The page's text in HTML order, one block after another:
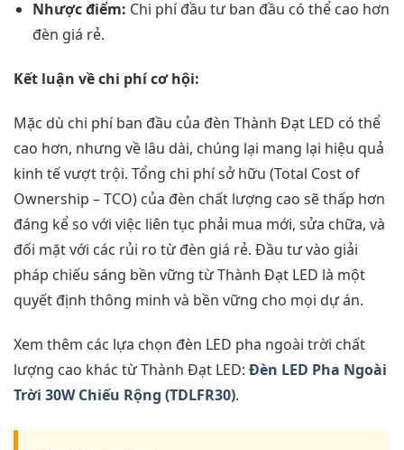
Nhược điểm: Chi phí đầu tư ban đầu có thể cao hơn
đèn giá rẻ.
Kết luận về chi phí cơ hội:
Mặc dù chi phí ban đầu của đèn Thành Đạt LED có thể
cao hơn, nhưng về lâu dài, chúng lại mang lại hiệu quả
kinh tế vượt trội. Tổng chi phí sở hữu (Total Cost of
Ownership – TCO) của đèn chất lượng cao sẽ thấp hơn
đáng kể so với việc liên tục phải mua mới, sửa chữa, và
đối mặt với các rủi ro từ đèn giá rẻ. Đầu tư vào giải
pháp chiếu sáng bền vững từ Thành Đạt LED là một
quyết định thông minh và bền vững cho mọi dự án.
Xem thêm các lựa chọn đèn LED pha ngoài trời chất
lượng cao khác từ Thành Đạt LED: Đèn LED Pha Ngoài
Trời 30W Chiếu Rộng (TDLFR30).